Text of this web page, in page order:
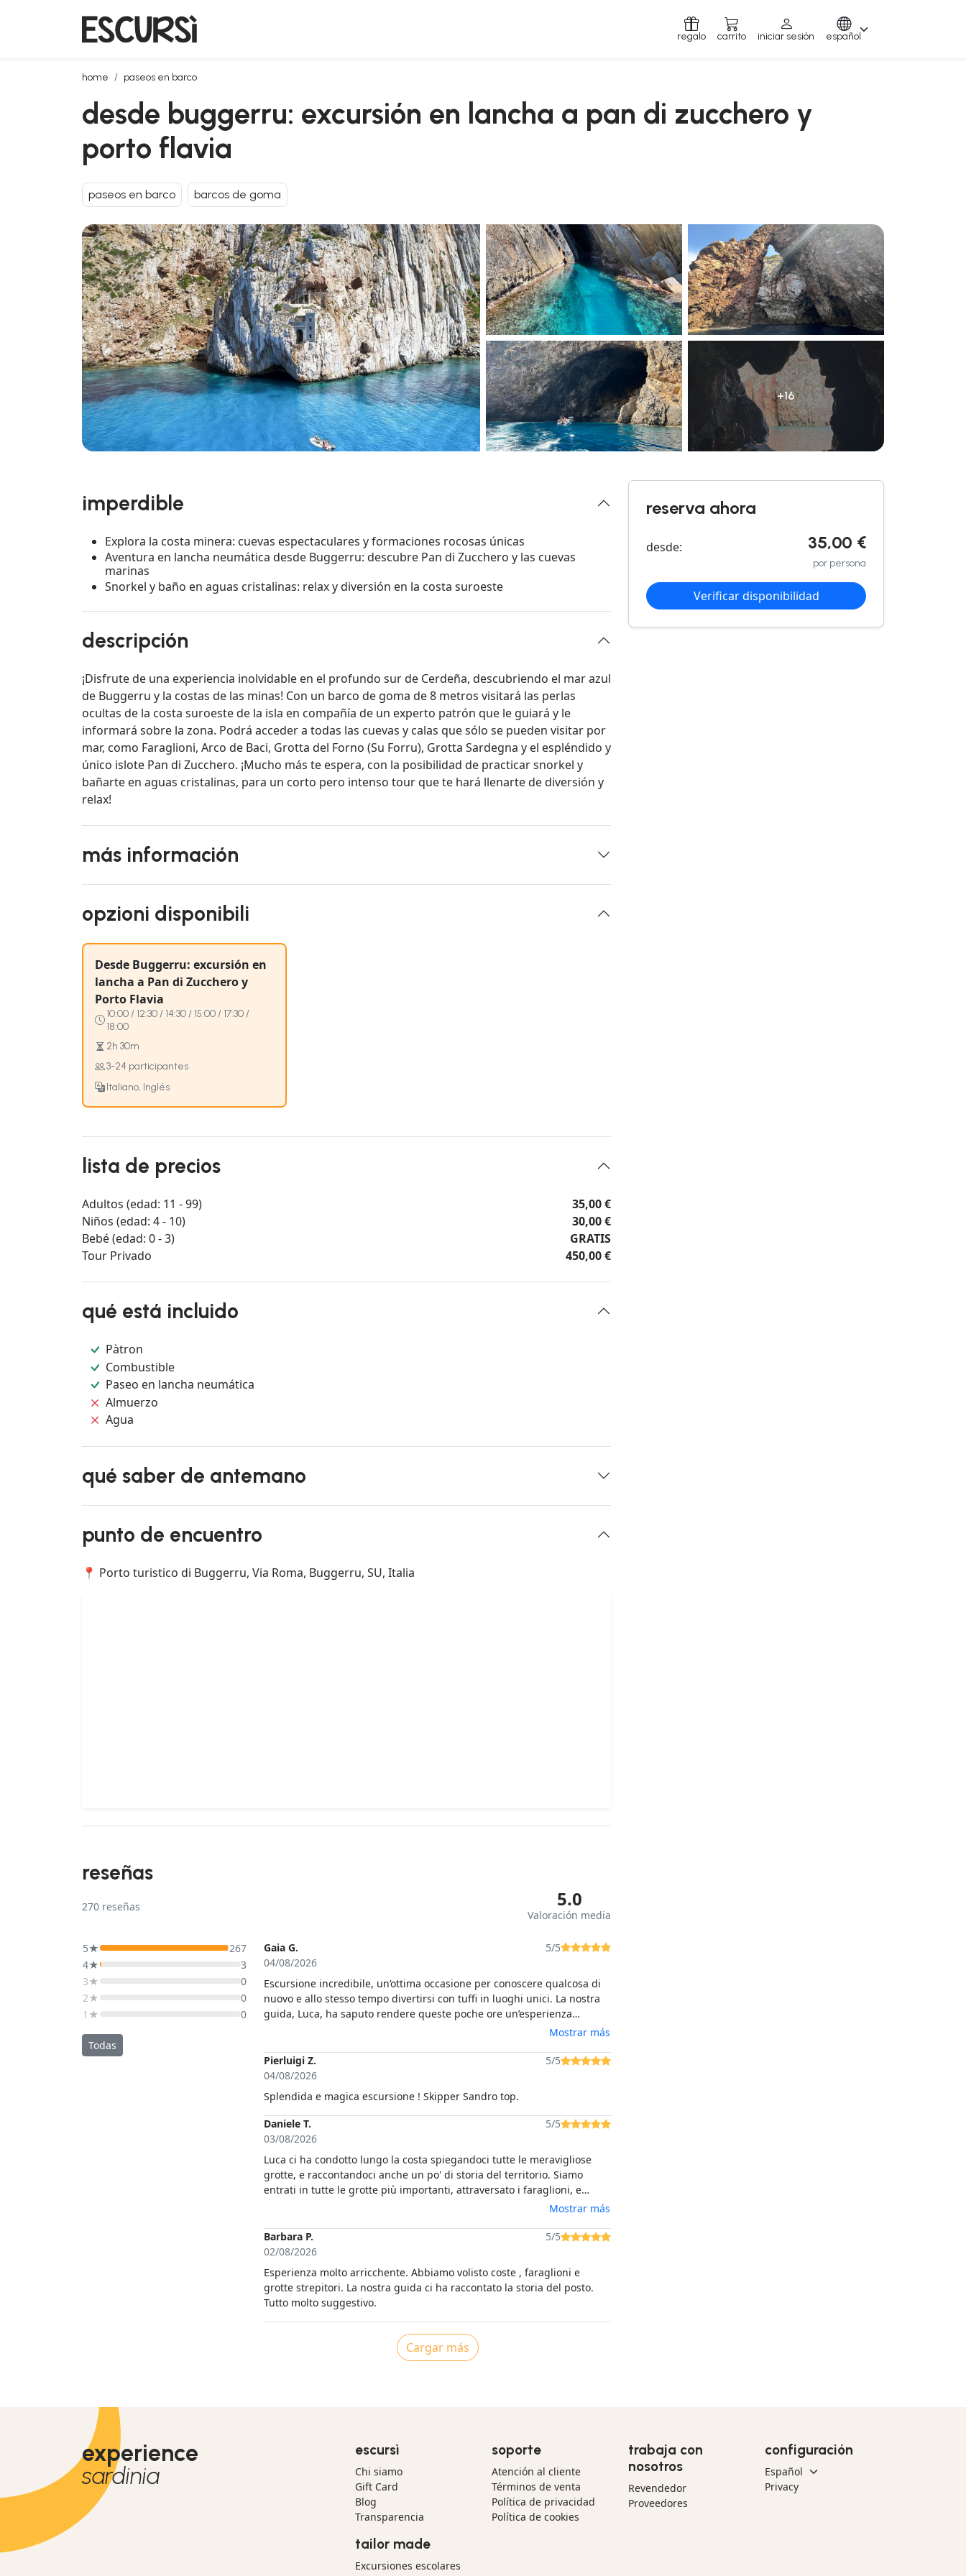
regalo carrito iniciar sesión español
home paseos en barco
desde buggerru: excursión en lancha a pan di zucchero y porto flavia
desde buggerru: excursión en lancha a pan di zucchero y
porto flavia
paseos en barco barcos de goma
+16
imperdible
Explora la costa minera: cuevas espectaculares y formaciones rocosas únicas
Aventura en lancha neumática desde Buggerru: descubre Pan di Zucchero y las cuevas
marinas
Snorkel y baño en aguas cristalinas: relax y diversión en la costa suroeste
descripción
¡Disfrute de una experiencia inolvidable en el profundo sur de Cerdeña, descubriendo el mar azul
de Buggerru y la costas de las minas! Con un barco de goma de 8 metros visitará las perlas
ocultas de la costa suroeste de la isla en compañía de un experto patrón que le guiará y le
informará sobre la zona. Podrá acceder a todas las cuevas y calas que sólo se pueden visitar por
mar, como Faraglioni, Arco de Baci, Grotta del Forno (Su Forru), Grotta Sardegna y el espléndido y
único islote Pan di Zucchero. ¡Mucho más te espera, con la posibilidad de practicar snorkel y
bañarte en aguas cristalinas, para un corto pero intenso tour que te hará llenarte de diversión y
relax!
más información
opzioni disponibili
Desde Buggerru: excursión en
lancha a Pan di Zucchero y
Porto Flavia
10:00 / 12:30 / 14:30 / 15:00 / 17:30 /
18:00
2h 30m
3-24 participantes
Italiano, Inglés
lista de precios
Adultos (edad: 11 - 99)
35,00 €
Niños (edad: 4 - 10)
30,00 €
Bebé (edad: 0 - 3)
GRATIS
Tour Privado
450,00 €
qué está incluido
Pàtron
Combustible
Paseo en lancha neumática
Almuerzo
Agua
qué saber de antemano
punto de encuentro
📍 Porto turistico di Buggerru, Via Roma, Buggerru, SU, Italia
reseñas
270 reseñas 5.0
Valoración media
5★
267
4★
3
3★
0
2★
0
1★
0
Todas
Gaia G.
04/08/2026
5/5
Escursione incredibile, un’ottima occasione per conoscere qualcosa di
nuovo e allo stesso tempo divertirsi con tuffi in luoghi unici. La nostra
guida, Luca, ha saputo rendere queste poche ore un’esperienza
Mostrar más
Pierluigi Z.
04/08/2026
5/5
Splendida e magica escursione ! Skipper Sandro top.
Daniele T.
03/08/2026
5/5
Luca ci ha condotto lungo la costa spiegandoci tutte le meravigliose
grotte, e raccontandoci anche un po' di storia del territorio. Siamo
entrati in tutte le grotte più importanti, attraversato i faraglioni, e
fatto due bagni in calette riparate.Un' esperienza stupenda che è
d'obbligo farsi per chi vuole visitare questa zona della Sardegna.
CONSIGLIATISSIMO!
Mostrar más
Barbara P.
02/08/2026
5/5
Esperienza molto arricchente. Abbiamo volisto coste , faraglioni e
grotte strepitori. La nostra guida ci ha raccontato la storia del posto.
Tutto molto suggestivo.
Cargar más
reserva ahora
desde: 35,00 €
por persona
Verificar disponibilidad
experience
sardinia
escursì
Chi siamo
Gift Card
Blog
Transparencia
tailor made
Excursiones escolares
soporte
Atención al cliente
Términos de venta
Política de privacidad
Política de cookies
trabaja con
nosotros
Revendedor
Proveedores
configuración
Privacy